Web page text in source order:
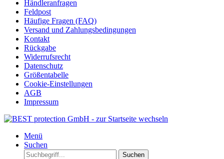
Händleranfragen
Feldpost
Häufige Fragen (FAQ)
Versand und Zahlungsbedingungen
Kontakt
Rückgabe
Widerrufsrecht
Datenschutz
Größentabelle
Cookie-Einstellungen
AGB
Impressum
Menü
Suchen
Suchen